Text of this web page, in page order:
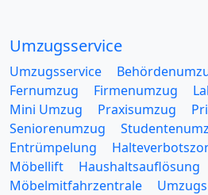
Umzugsservice
Umzugsservice
Fernumzug
Firmenumzug
Mini Umzug
Praxisumzug
Seniorenumzug
Entrümpelung
Möbellift
Haushaltsauflösung
Möbelmitfahrzentrale